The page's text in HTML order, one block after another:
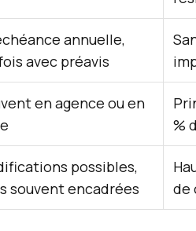
annuelle,
avec préavis
en agence ou en
%
possibles,
souvent encadrées
de